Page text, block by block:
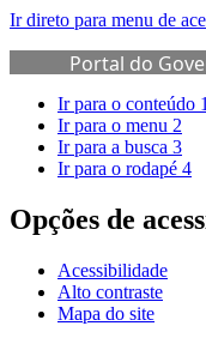
Ir direto para menu de
Portal do
de Governo
Ir para o conteúdo 1
Ir para o menu 2
Ir para a busca 3
Ir para o rodapé 4
Opções de
Acessibilidade
Alto contraste
Mapa do site